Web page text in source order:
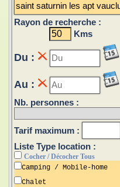
Rayon de recherche :
Kms
Du :
Au :
Nb. personnes :
Tarif maximum :
Liste Type location :
Cocher / Décocher Tous
Camping / Mobile-home
Chalet